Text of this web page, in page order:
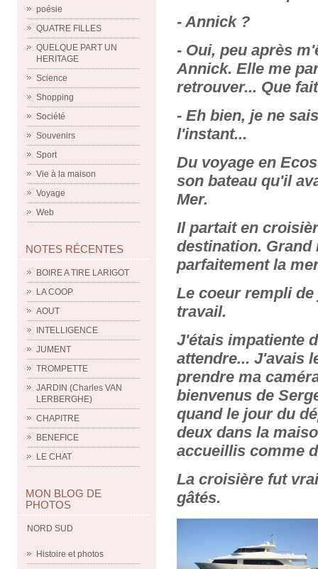
poésie
QUATRE FILLES
QUELQUE PART UN
HERITAGE
Science
Shopping
Société
Souvenirs
Sport
Vie à la maison
Voyage
Web
NOTES RÉCENTES
BOIRE A TIRE LARIGOT
LA COOP
AOUT
INTELLIGENCE
JUMENT
TROMPETTE
JARDIN (Charles VAN
LERBERGHE)
CHAPITRE
BENEFICE
LE CHAT
MON BLOG DE
PHOTOS
NORD SUD
Histoire et photos
- Annick ?
- Oui, peu après
Annick. Elle me
retrouver... Que
- Eh bien, je ne
l'instant...
Du voyage en
son bateau qu'il
Mer.
Il partait en
destination. Grand
parfaitement la
Le coeur rempli
travail.
J'étais impatiente
attendre... J'avais
prendre ma
bienvenus de
quand le jour du
deux dans la
accueillis comme
La croisière fut
gâtés.